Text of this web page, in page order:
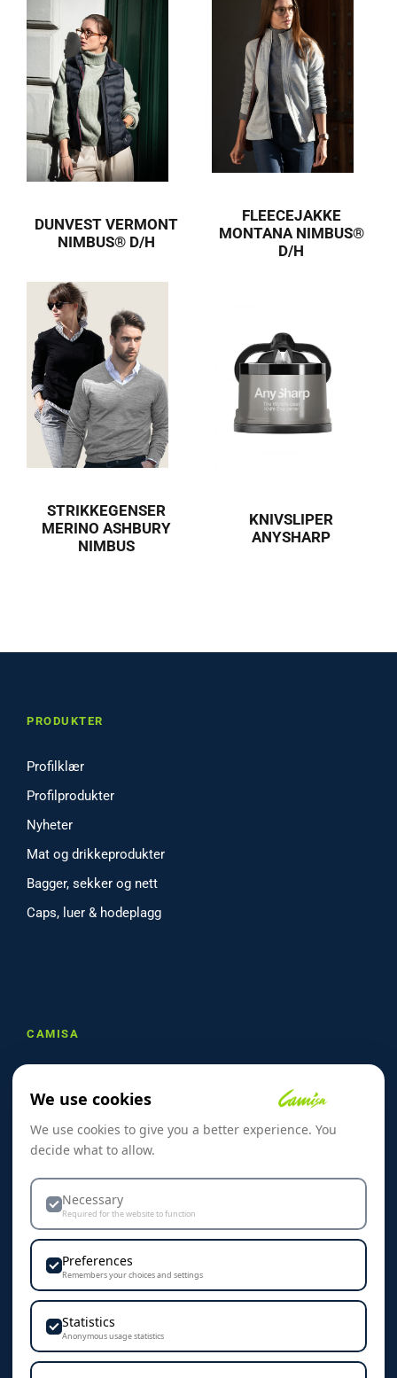
DUNVEST VERMONT
NIMBUS® D/H
FLEECEJAKKE
MONTANA NIMBUS®
D/H
STRIKKEGENSER
MERINO ASHBURY
NIMBUS
KNIVSLIPER
ANYSHARP
PRODUKTER
Profilklær
Profilprodukter
Nyheter
Mat og drikkeprodukter
Bagger, sekker og nett
Caps, luer & hodeplagg
CAMISA
Referanser
Skreddersøm
Dekorasjon & Teknikker
Personvern & Cookies
KONTAKT
Camisa AS
We use cookies
We use cookies to give you a better experience. You
decide what to allow.
Necessary
Required for the website to function
Preferences
Remembers your choices and settings
Statistics
Anonymous usage statistics